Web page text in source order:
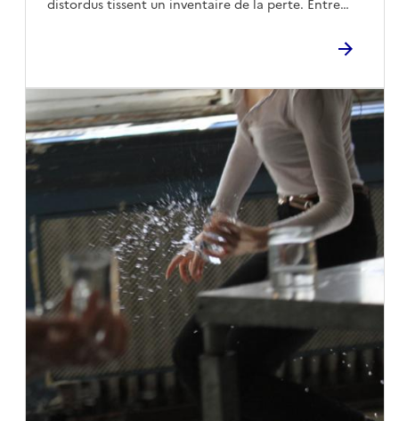
la "philosophie documentaire » comme dans Alger-
philosophie du végétal (Jimsaan 2024/Zulma, 2025).
Elle a dirigé et est l’autrice de nombreux ouvrages,
notamment Les Miroirs vagabonds ou la
décolonisation des savoirs (arts, littérature,
philosophie), les presses du réel, 2016 ou Malaise
dans la décolonisation, Terres éparses et îles noires,
les presses du réel, 2025. Kafka’s Monkey and others
Phantoms of Africa (Indiana University Press, 2019)
a reçu un French Voices Award et Grands Travaux à
Paris (La Dispute, 2007) a été finaliste du Prix du
livre d’architecture. Elle a également écrit sur des
photographes et des artistes, comme pour Algérie
Indépendance, photographies de Marc Riboud, Le
Bec en l’air, 2009. Son dernier texte pour un
catalogue d’exposition porte sur « Tétanos » de
distordus tissent un inventaire de la perte. Entre
résistance et beauté persistent dans les absences
de Mécènes du Sud — Dans sa pratique
interdisciplinaire Nouria Behloul, diplômée de
l’University of Applied Arts Vienna en 2015, explore
la poétique et la politique des structures sociales.
Son travail va du texte à la traduction en passant
par la recherche, la cuisine, le commissariat
d’exposition et l’édition. Elle travaille également
dans des constellations collectives. Son travail a été
présenté dans divers contextes, récemment à la
GAK de Brême avec son exposition […] les murs se
sont mis à parler (2022). En 2021, son livre Poetry is
the only way out of here a été publié par Bom Dia
Books. Elle publie régulièrement sous différents
formats. Dernièrement elle a cotraduit Deux
secondes d’air qui brûle de Diaty Diallo en
allemand. Elle a aussi été commissaire de la librairie